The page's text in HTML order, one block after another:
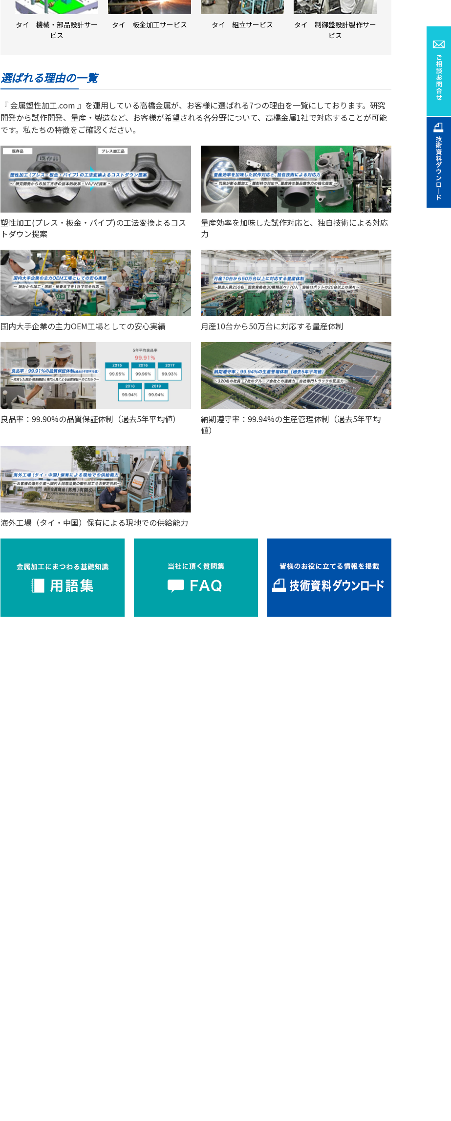
タイ 機械・部品設計サー
ビス
タイ 板金加工サービス タイ 組立サービス
タイ 制御盤設計製作サー
ビス
選ばれる理由の一覧
『 金属塑性加工.com 』を運用している高橋金属が、お客様に選ばれる7つの理由を一覧にしております。研究
開発から試作開発、量産・製造など、お客様が希望される各分野について、高橋金属1社で対応することが可能
です。私たちの特徴をご確認ください。
塑性加工(プレス・板金・パイプ)の工法変換よるコス
トダウン提案
量産効率を加味した試作対応と、独自技術による対応
力
国内大手企業の主力OEM工場としての安心実績 月産10台から50万台に対応する量産体制
良品率：99.90%の品質保証体制（過去5年平均値）
納期遵守率：99.94%の生産管理体制（過去5年平均
値）
海外工場（タイ・中国）保有による現地での供給能力